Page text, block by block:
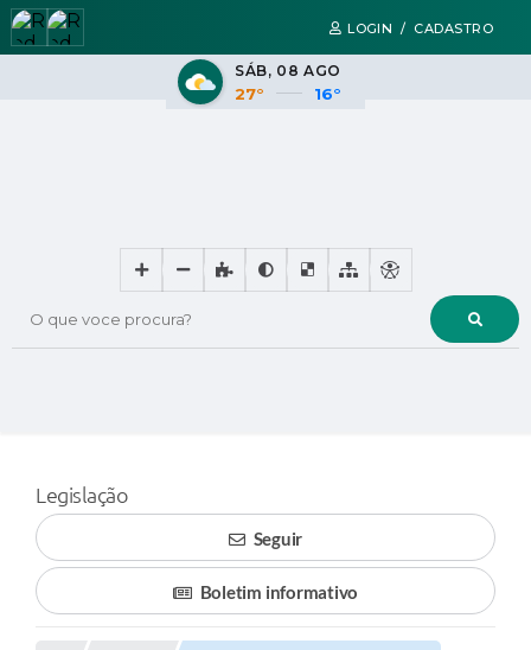
LOGIN / CADASTRO
O que voce procura?
SÁB 08 AGO
27° 16°
Legislação
Seguir
Boletim informativo